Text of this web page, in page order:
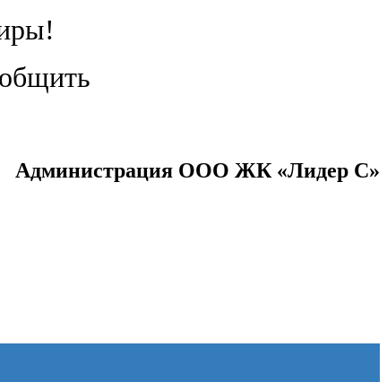
Администрация ООО ЖК «Лидер С»